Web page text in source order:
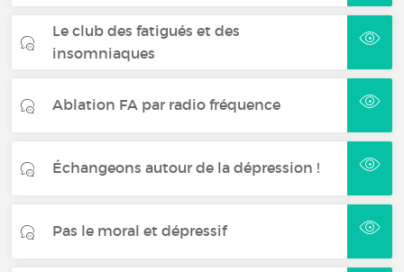
Le club des fatigués et des
insomniaques
Ablation FA par radio fréquence
Échangeons autour de la dépression !
Pas le moral et dépressif